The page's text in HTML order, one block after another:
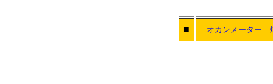
■ オカンメーター